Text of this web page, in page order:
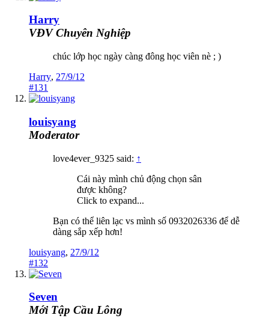
Harry
VĐV Chuyên Nghiệp
chúc lớp học ngày càng đông học viên nè ; )
Harry, 27/9/12
#131
louisyang
Moderator
love4ever_9325 said: ↑
Cái này mình chủ động chọn sân
được không?
Click to expand...
Bạn có thể liên lạc vs mình số 0932026336 để dễ
dàng sắp xếp hơn!
louisyang, 27/9/12
#132
Seven
Mới Tập Cầu Lông